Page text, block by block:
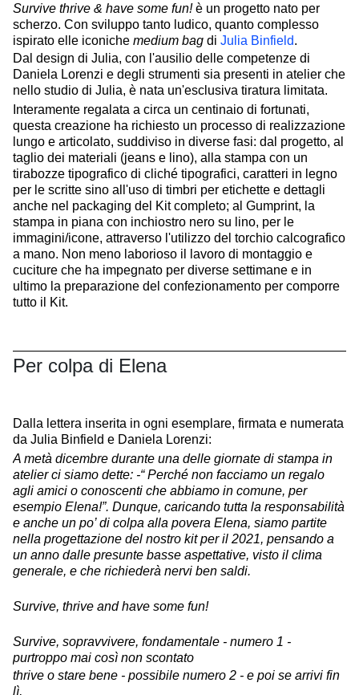
Survive thrive & have some fun!è un progetto nato per
scherzo. Con sviluppo tanto ludico, quanto complesso
ispirato elle iconiche medium bag di Julia Binfield.
Dal design di Julia, con l'ausilio delle competenze di
Daniela Lorenzi e degli strumenti sia presenti in atelier che
nello studio di Julia, è nata un'esclusiva tiratura limitata.
Interamente regalata a circa un centinaio di fortunati,
questa creazione ha richiesto un processo di realizzazione
lungo e articolato, suddiviso in diverse fasi: dal progetto, al
taglio dei materiali (jeans e lino), alla stampa con un
tirabozze tipografico di cliché tipografici, caratteri in legno
per le scritte sino all'uso di timbri per etichette e dettagli
anche nel packaging del Kit completo; al Gumprint, la
stampa in piana con inchiostro nero su lino, per le
immagini/icone, attraverso l'utilizzo del torchio calcografico
a mano. Non meno laborioso il lavoro di montaggio e
cuciture che ha impegnato per diverse settimane e in
ultimo la preparazione del confezionamento per comporre
tutto il Kit.
Per colpa di Elena
Dalla lettera inserita in ogni esemplare, firmata e numerata
da Julia Binfield e Daniela Lorenzi:
A metà dicembre durante una delle giornate di stampa in
atelier ci siamo dette: -“ Perché non facciamo un regalo
agli amici o conoscenti che abbiamo in comune, per
esempio Elena!”. Dunque, caricando tutta la responsabilità
e anche un po’ di colpa alla povera Elena, siamo partite
nella progettazione del nostro kit per il 2021, pensando a
un anno dalle presunte basse aspettative, visto il clima
generale, e che richiederà nervi ben saldi.
Survive, thrive and have some fun!
Survive, sopravvivere, fondamentale - numero 1 -
purtroppo mai così non scontato
thrive o stare bene - possibile numero 2 - e poi se arrivi fin
lì,